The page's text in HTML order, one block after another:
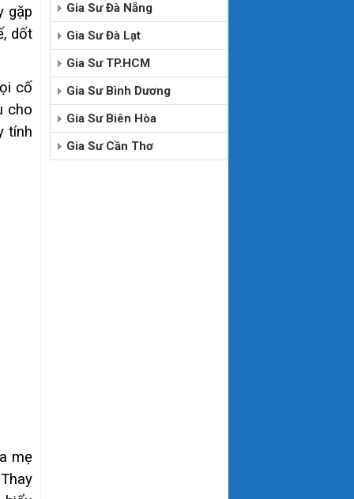
gặp
dốt
cố
cho
tính
mẹ
Gia Sư Đà Nẵng
Gia Sư Đà Lạt
Gia Sư TP.HCM
Gia Sư Bình Dương
Gia Sư Biên Hòa
Gia Sư Cần Thơ